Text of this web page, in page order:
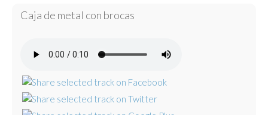
Caja de metal con brocas